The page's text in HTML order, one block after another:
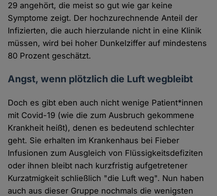
29 angehört, die meist so gut wie gar keine
Symptome zeigt. Der hochzurechnende Anteil der
Infizierten, die auch hierzulande nicht in eine Klinik
müssen, wird bei hoher Dunkelziffer auf mindestens
80 Prozent geschätzt.
Angst, wenn plötzlich die Luft wegbleibt
Doch es gibt eben auch nicht wenige Patient*innen
mit Covid-19 (wie die zum Ausbruch gekommene
Krankheit heißt), denen es bedeutend schlechter
geht. Sie erhalten im Krankenhaus bei Fieber
Infusionen zum Ausgleich von Flüssigkeitsdefiziten
oder ihnen bleibt nach kurzfristig aufgetretener
Kurzatmigkeit schließlich "die Luft weg". Nun haben
auch aus dieser Gruppe nochmals die wenigsten